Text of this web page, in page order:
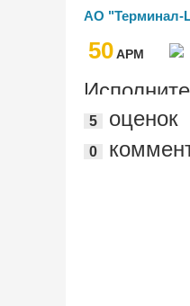
прилегающей
в
АО "Терминал-
50AРМ
ХИЛЛ"
5 оценок
0